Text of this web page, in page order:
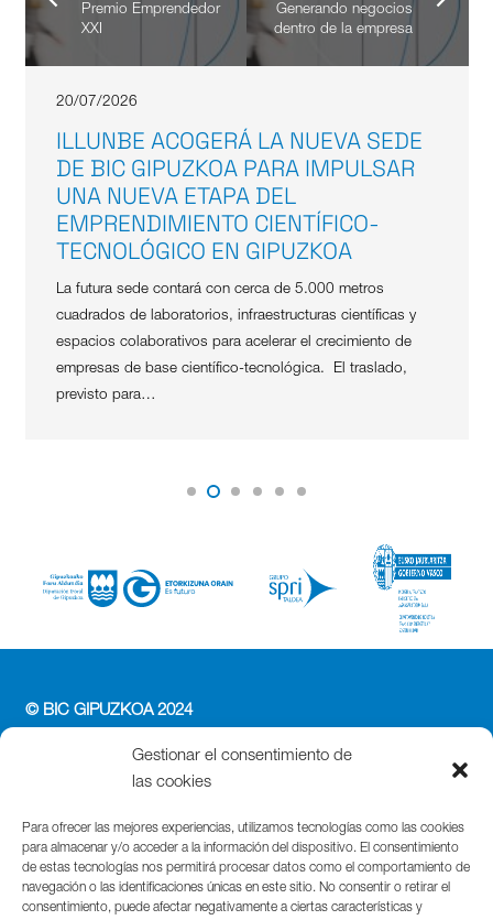
Gestionar el consentimiento de
las cookies
Para ofrecer las mejores experiencias, utilizamos tecnologías como las cookies
para almacenar y/o acceder a la información del dispositivo. El consentimiento
de estas tecnologías nos permitirá procesar datos como el comportamiento de
navegación o las identificaciones únicas en este sitio. No consentir o retirar el
consentimiento, puede afectar negativamente a ciertas características y
Premio Emprendedor
XXI
Generando negocios
dentro de la empresa
20/07/2026
ILLUNBE ACOGERÁ LA NUEVA SEDE
DE BIC GIPUZKOA PARA IMPULSAR
UNA NUEVA ETAPA DEL
EMPRENDIMIENTO CIENTÍFICO-
TECNOLÓGICO EN GIPUZKOA
La futura sede contará con cerca de 5.000 metros
cuadrados de laboratorios, infraestructuras científicas y
espacios colaborativos para acelerar el crecimiento de
empresas de base científico-tecnológica. El traslado,
previsto para…
© BIC GIPUZKOA 2024
PERFIL DEL CONTRATANTE
ACCESIBILIDAD
POLÍTICA DE COOKIES
AVISO LEGAL
Parque Cientifico Tecnológico de Gipuzkoa